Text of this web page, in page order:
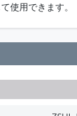
使用できます。